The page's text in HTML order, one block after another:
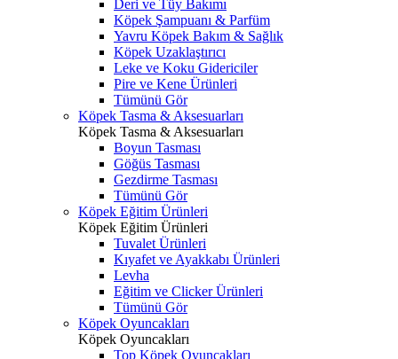
Deri ve Tüy Bakımı
Köpek Şampuanı & Parfüm
Yavru Köpek Bakım & Sağlık
Köpek Uzaklaştırıcı
Leke ve Koku Gidericiler
Pire ve Kene Ürünleri
Tümünü Gör
Köpek Tasma & Aksesuarları
Köpek Tasma & Aksesuarları
Boyun Tasması
Göğüs Tasması
Gezdirme Tasması
Tümünü Gör
Köpek Eğitim Ürünleri
Köpek Eğitim Ürünleri
Tuvalet Ürünleri
Kıyafet ve Ayakkabı Ürünleri
Levha
Eğitim ve Clicker Ürünleri
Tümünü Gör
Köpek Oyuncakları
Köpek Oyuncakları
Top Köpek Oyuncakları